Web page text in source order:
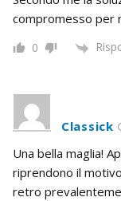
compromesso per
0
Classick
Una bella maglia!
riprendono il
retro